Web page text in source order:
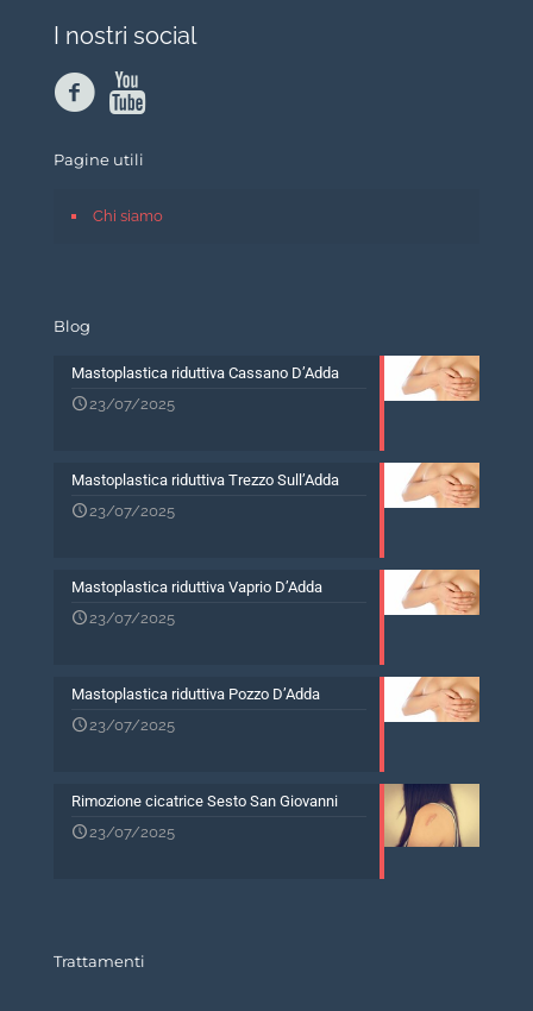
I nostri social
Pagine utili
Chi siamo
Blog
Mastoplastica riduttiva Cassano D’Adda
23/07/2025
Mastoplastica riduttiva Trezzo Sull’Adda
23/07/2025
Mastoplastica riduttiva Vaprio D’Adda
23/07/2025
Mastoplastica riduttiva Pozzo D’Adda
23/07/2025
Rimozione cicatrice Sesto San Giovanni
23/07/2025
Trattamenti